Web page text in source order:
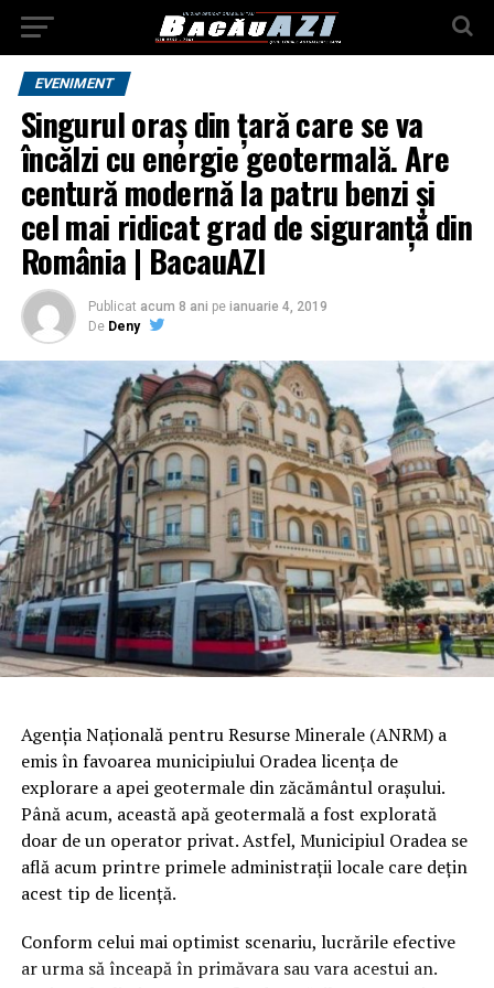
EVENIMENT
Singurul oraș din țară care se va
încălzi cu energie geotermală. Are
centură modernă la patru benzi și
cel mai ridicat grad de siguranţă din
România | BacauAZI
Publicat acum 8 ani pe ianuarie 4, 2019
De Deny
Agenţia Naţională pentru Resurse Minerale (ANRM) a
emis în favoarea municipiului Oradea licenţa de
explorare a apei geotermale din zăcământul oraşului.
Până acum, această apă geotermală a fost explorată
doar de un operator privat. Astfel, Municipiul Oradea se
află acum printre primele administraţii locale care deţin
acest tip de licenţă.
Conform celui mai optimist scenariu, lucrările efective
ar urma să înceapă în primăvara sau vara acestui an.